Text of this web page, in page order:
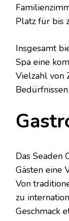
Platz für bis
Insgesamt
Spa eine
Vielzahl von
Das Seaden
Gästen eine
Von
zu
Geschmack